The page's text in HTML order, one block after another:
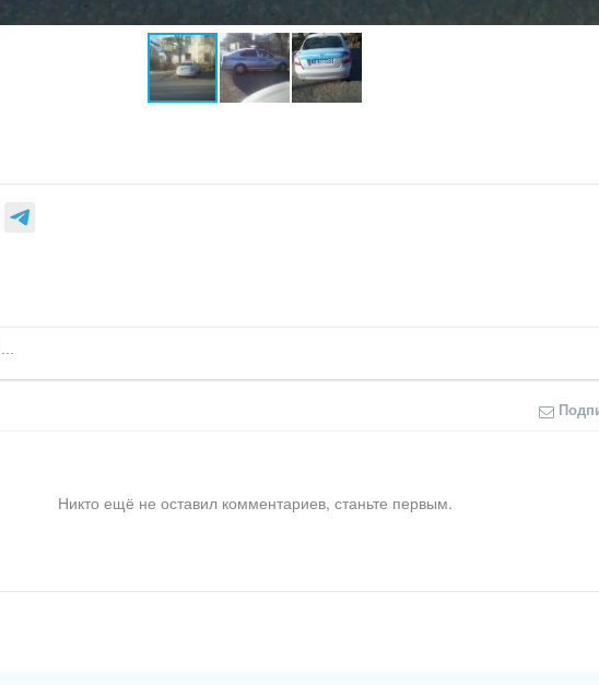
Никто ещё не оставил комментариев, станьте первым.